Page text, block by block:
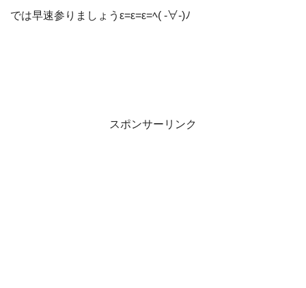
では早速参りましょうε=ε=ε=ﾍ( -∀-)ﾉ
スポンサーリンク